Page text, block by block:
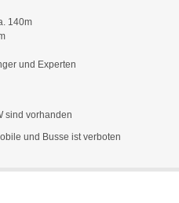
140m
und Experten
sind vorhanden
und Busse ist verboten